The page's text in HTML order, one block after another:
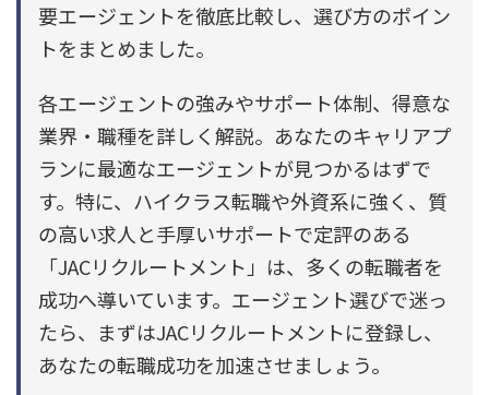
要エージェントを徹底比較し、選び方のポイン
トをまとめました。
各エージェントの強みやサポート体制、得意な
業界・職種を詳しく解説。あなたのキャリアプ
ランに最適なエージェントが見つかるはずで
す。特に、ハイクラス転職や外資系に強く、質
の高い求人と手厚いサポートで定評のある
「JACリクルートメント」は、多くの転職者を
成功へ導いています。エージェント選びで迷っ
たら、まずはJACリクルートメントに登録し、
あなたの転職成功を加速させましょう。